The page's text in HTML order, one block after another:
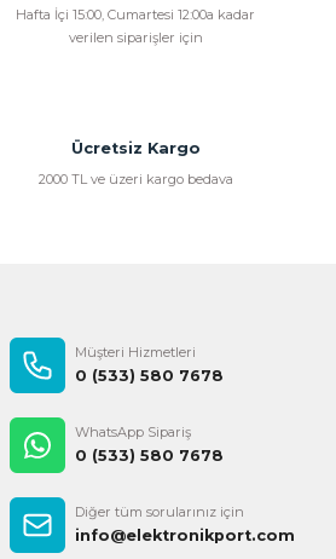
Hafta İçi 15:00, Cumartesi 12:00a kadar
verilen siparişler için
Ücretsiz Kargo
2000 TL ve üzeri kargo bedava
Müşteri Hizmetleri
0 (533) 580 7678
WhatsApp Sipariş
0 (533) 580 7678
Diğer tüm sorularınız için
info@elektronikport.com